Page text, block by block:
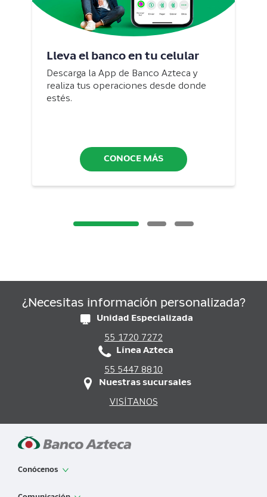
Lleva el banco en tu celular
Descarga la App de Banco Azteca y
realiza tus operaciones desde donde
estés.
CONOCE MÁS
¿Necesitas información personalizada?
Unidad Especializada
55 1720 7272
Línea Azteca
55 5447 8810
Nuestras sucursales
VISÍTANOS
Conócenos
App de Banco Azteca